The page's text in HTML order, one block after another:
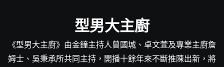
型男大主廚
《型男大主廚》由金鐘主持人曾國城、卓文萱及專業主廚詹
姆士、吳秉承所共同主持，開播十餘年來不斷推陳出新，將